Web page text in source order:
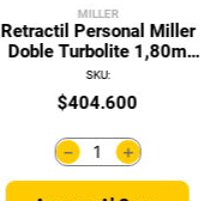
MILLER
Retractil Personal Miller
Doble Turbolite 1,80m
Gancho Escala Alu-MTL-
OHW2-28/6FT
SKU:
$404.600
＋
－